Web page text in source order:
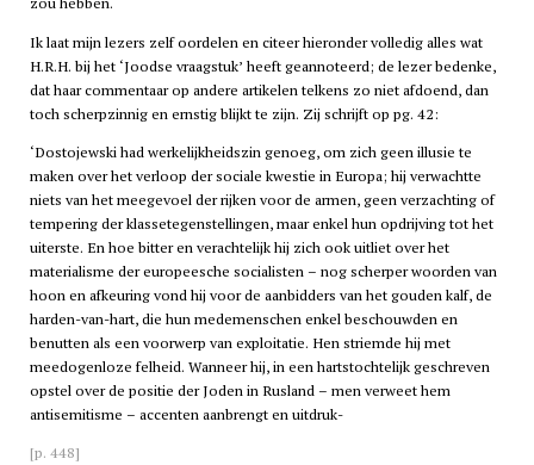
Ik laat mijn lezers zelf oordelen en citeer hieronder volledig alles wat
H.R.H. bij het ‘Joodse vraagstuk’ heeft geannoteerd; de lezer bedenke,
dat haar commentaar op andere artikelen telkens zo niet afdoend, dan
toch scherpzinnig en ernstig blijkt te zijn. Zij schrijft op pg. 42:
‘Dostojewski had werkelijkheidszin genoeg, om zich geen illusie te
maken over het verloop der sociale kwestie in Europa; hij verwachtte
niets van het meegevoel der rijken voor de armen, geen verzachting of
tempering der klassetegenstellingen, maar enkel hun opdrijving tot het
uiterste. En hoe bitter en verachtelijk hij zich ook uitliet over het
materialisme der europeesche socialisten – nog scherper woorden van
hoon en afkeuring vond hij voor de aanbidders van het gouden kalf, de
harden-van-hart, die hun medemenschen enkel beschouwden en
benutten als een voorwerp van exploitatie. Hen striemde hij met
meedogenloze felheid. Wanneer hij, in een hartstochtelijk geschreven
opstel over de positie der Joden in Rusland – men verweet hem
antisemitisme – accenten aanbrengt en uitdruk-
[p. 448]